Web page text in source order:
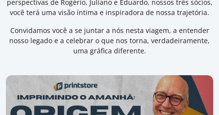
perspectivas de Rogério, Juliano e Eduardo, nossos três sócios,
você terá uma visão íntima e inspiradora de nossa trajetória.
Convidamos você a se juntar a nós nesta viagem, a entender
nosso legado e a celebrar o que nos torna, verdadeiramente,
uma gráfica diferente.